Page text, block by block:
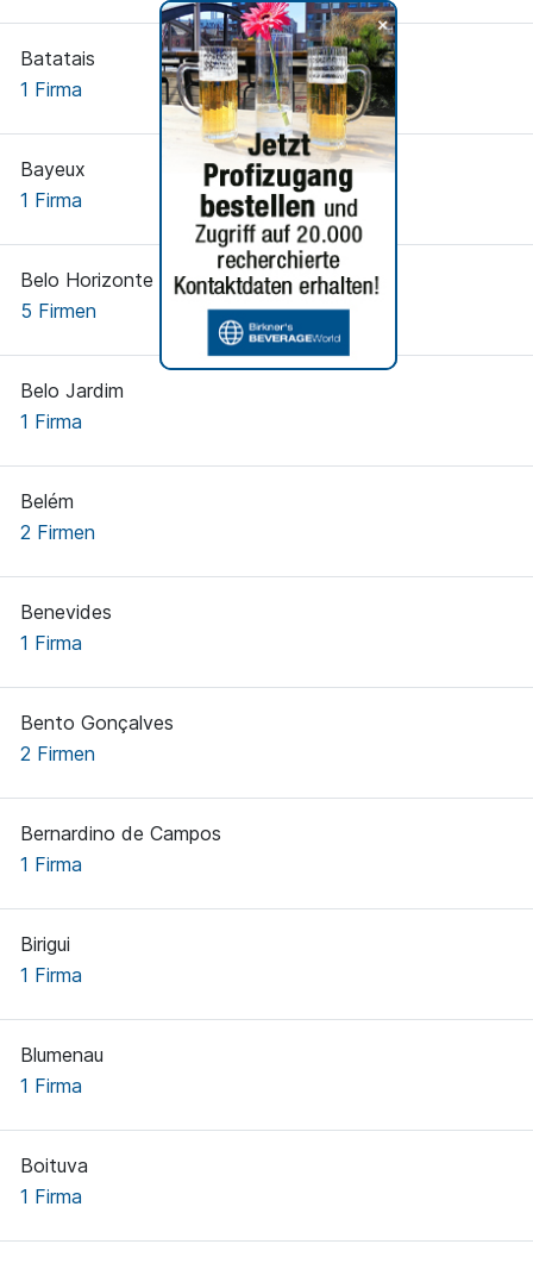
+
Batatais
1 Firma
Bayeux
1 Firma
Belo Horizonte
5 Firmen
Belo Jardim
1 Firma
Belém
2 Firmen
Benevides
1 Firma
Bento Gonçalves
2 Firmen
Bernardino de Campos
1 Firma
Birigui
1 Firma
Blumenau
1 Firma
Boituva
1 Firma